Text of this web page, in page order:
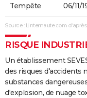
Tempête 06/11/
Source : Linternaute.com
RISQUE
Un établissement
des risques d'accidents
substances
d'explosion, de nuage